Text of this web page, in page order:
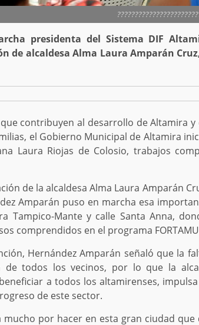
presidenta del Sistema DIF
de alcaldesa Alma Laura Amparán
contribuyen al desarrollo de Altamira
el Gobierno Municipal de Altamira
Laura Riojas de Colosio, trabajos
de la alcaldesa Alma Laura Amparán
Amparán puso en marcha esa
Tampico-Mante y calle Santa Anna,
comprendidos en el programa
Hernández Amparán señaló que la
de todos los vecinos, por lo que la
a todos los altamirenses,
de este sector.
mucho por hacer en esta gran ciudad